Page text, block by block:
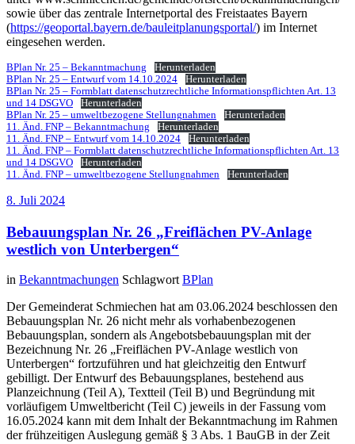
sowie über das zentrale Internetportal des Freistaates Bayern
(https://geoportal.bayern.de/bauleitplanungsportal/) im Internet
eingesehen werden.
BPlan Nr. 25 – Bekanntmachung
Herunterladen
BPlan Nr. 25 – Entwurf vom 14.10.2024
Herunterladen
BPlan Nr. 25 – Formblatt datenschutzrechtliche Informationspflichten Art. 13
und 14 DSGVO
Herunterladen
BPlan Nr. 25 – umweltbezogene Stellungnahmen
Herunterladen
11. Änd. FNP – Bekanntmachung
Herunterladen
11. Änd. FNP – Entwurf vom 14.10.2024
Herunterladen
11. Änd. FNP – Formblatt datenschutzrechtliche Informationspflichten Art. 13
und 14 DSGVO
Herunterladen
11. Änd. FNP – umweltbezogene Stellungnahmen
Herunterladen
8. Juli 2024
Bebauungsplan Nr. 26 „Freiflächen PV-Anlage
westlich von Unterbergen“
in Bekanntmachungen Schlagwort BPlan
Der Gemeinderat Schmiechen hat am 03.06.2024 beschlossen den
Bebauungsplan Nr. 26 nicht mehr als vorhabenbezogenen
Bebauungsplan, sondern als Angebotsbebauungsplan mit der
Bezeichnung Nr. 26 „Freiflächen PV-Anlage westlich von
Unterbergen“ fortzuführen und hat gleichzeitig den Entwurf
gebilligt. Der Entwurf des Bebauungsplanes, bestehend aus
Planzeichnung (Teil A), Textteil (Teil B) und Begründung mit
vorläufigem Umweltbericht (Teil C) jeweils in der Fassung vom
16.05.2024 kann mit dem Inhalt der Bekanntmachung im Rahmen
der frühzeitigen Auslegung gemäß § 3 Abs. 1 BauGB in der Zeit